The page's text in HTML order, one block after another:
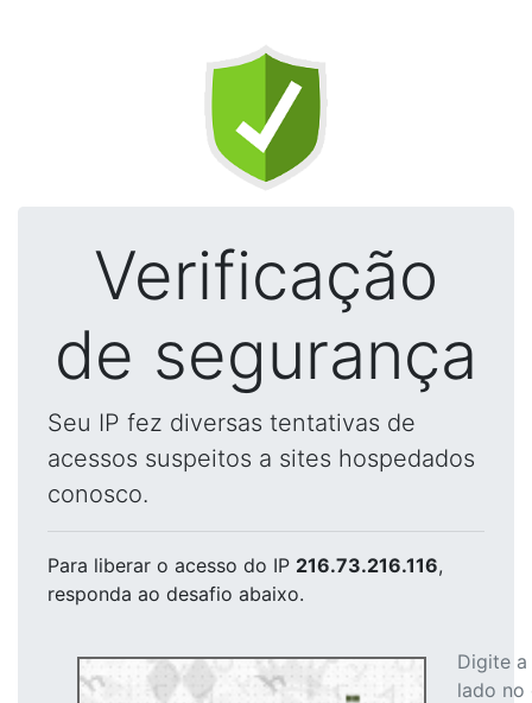
Verificação
de segurança
Seu IP fez diversas tentativas de
acessos suspeitos a sites hospedados
conosco.
Para liberar o acesso do IP 216.73.216.116,
responda ao desafio abaixo.
Digite
lado no